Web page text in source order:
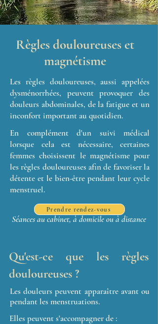
Règles douloureuses et
magnétisme
Les règles douloureuses, aussi appelées
dysménorrhées, peuvent provoquer des
douleurs abdominales, de la fatigue et un
inconfort important au quotidien.
En complément d'un suivi médical
lorsque cela est nécessaire, certaines
femmes choisissent le magnétisme pour
les règles douloureuses afin de favoriser la
détente et le bien-être pendant leur cycle
menstruel.
Prendre rendez-vous
Séances au cabinet, à domicile ou à distance
Qu'est-ce que les règles
douloureuses ?
Les douleurs peuvent apparaître avant ou
pendant les menstruations.
Elles peuvent s'accompagner de :